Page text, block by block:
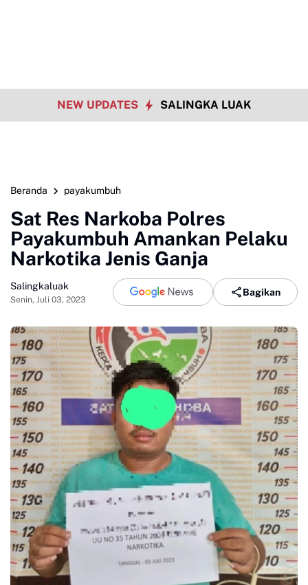
NEW UPDATES SALINGKA LUAK
Beranda payakumbuh
Sat Res Narkoba Polres
Payakumbuh Amankan Pelaku
Narkotika Jenis Ganja
Salingkaluak
Senin, Juli 03, 2023
Bagikan